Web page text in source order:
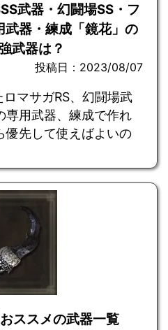
武器・幻闘場SS・フ
武器・練成「鏡花」の
武器は？
投稿日：2023/08/07
マサガRS、幻闘場武
専用武器、練成で作れ
優先して使えばよいの
ススメの武器一覧